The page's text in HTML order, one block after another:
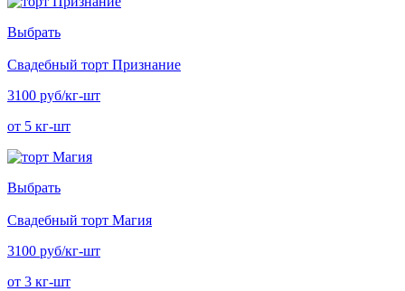
Выбрать
Свадебный торт Признание
3100 руб/кг-шт
от 5 кг-шт
Выбрать
Свадебный торт Магия
3100 руб/кг-шт
от 3 кг-шт